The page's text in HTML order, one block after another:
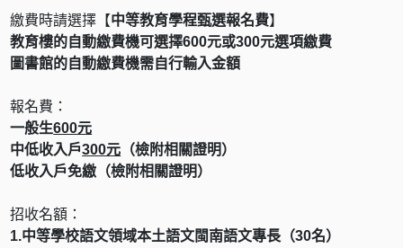
繳費時請選擇【中等教育學程甄選報名費】
教育樓的自動繳費機可選擇600元或300元選項繳費
圖書館的自動繳費機需自行輸入金額
報名費：
一般生600元
中低收入戶300元 （檢附相關證明）
低收入戶免繳（檢附相關證明）
招收名額：
1.中等學校語文領域本土語文閩南語文專長（30名）